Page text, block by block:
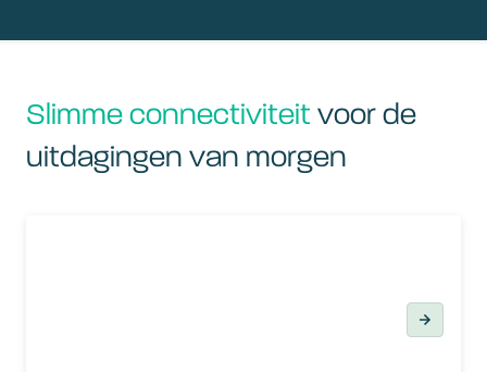
Slimme connectiviteit voor de
uitdagingen van morgen